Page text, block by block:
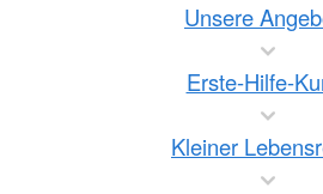
Unsere
Erste-Hilfe-
Kleiner